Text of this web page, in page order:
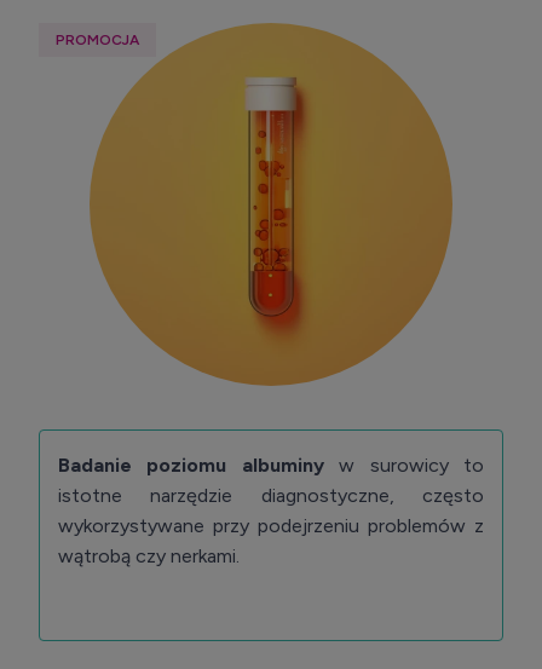
PROMOCJA
Badanie poziomu albuminyw surowicy to
istotne narzędzie diagnostyczne, często
wykorzystywane przy podejrzeniu problemów z
wątrobą czy nerkami.